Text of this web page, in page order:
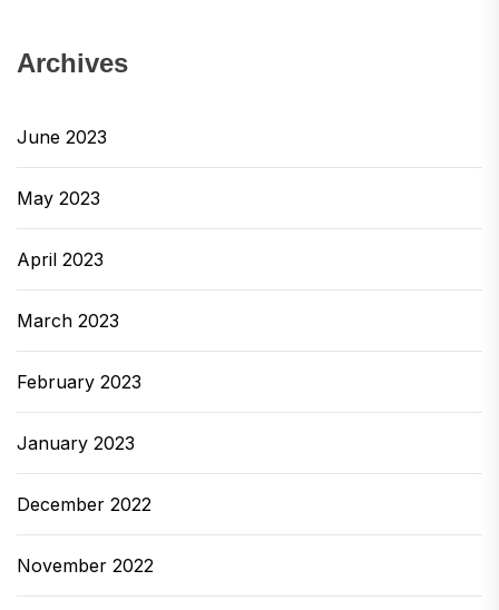
Archives
June 2023
May 2023
April 2023
March 2023
February 2023
January 2023
December 2022
November 2022